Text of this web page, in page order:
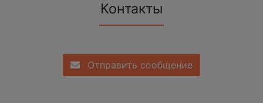
Контакты
Отправить сообщение